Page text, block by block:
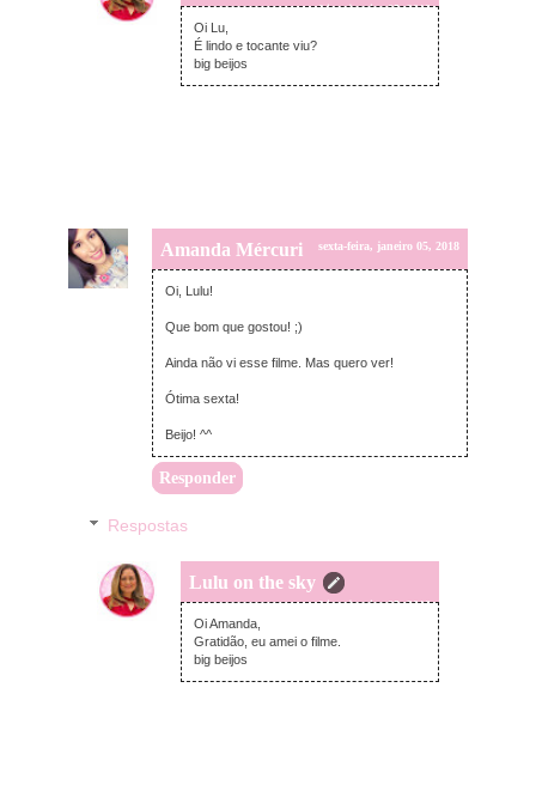
sexta-feira, janeiro 05, 2018
Oi Lu,
É lindo e tocante viu?
big beijos
Amanda Mércuri sexta-feira, janeiro 05, 2018
Oi, Lulu!
Que bom que gostou! ;)
Ainda não vi esse filme. Mas quero ver!
Ótima sexta!
Beijo! ^^
Responder
Respostas
Lulu on the sky
sexta-feira, janeiro 05, 2018
Oi Amanda,
Gratidão, eu amei o filme.
big beijos